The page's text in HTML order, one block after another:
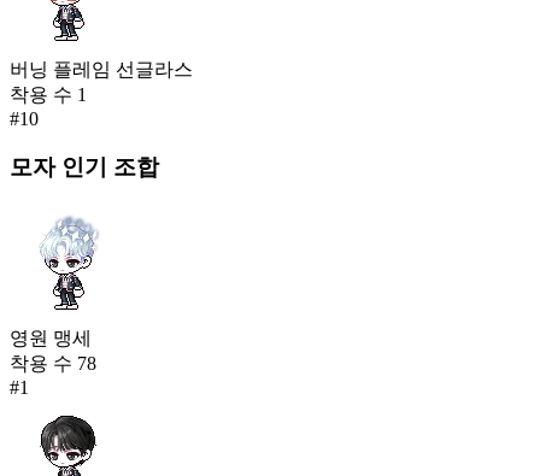
버닝 플레임 선글라스
착용 수 1
#10
모자인기 조합
영원 맹세
착용 수 78
#1